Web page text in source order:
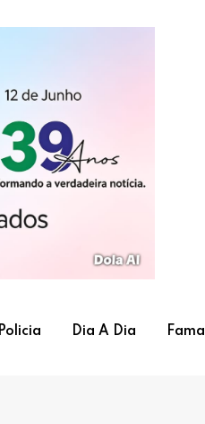
Policia Dia A Dia Fama